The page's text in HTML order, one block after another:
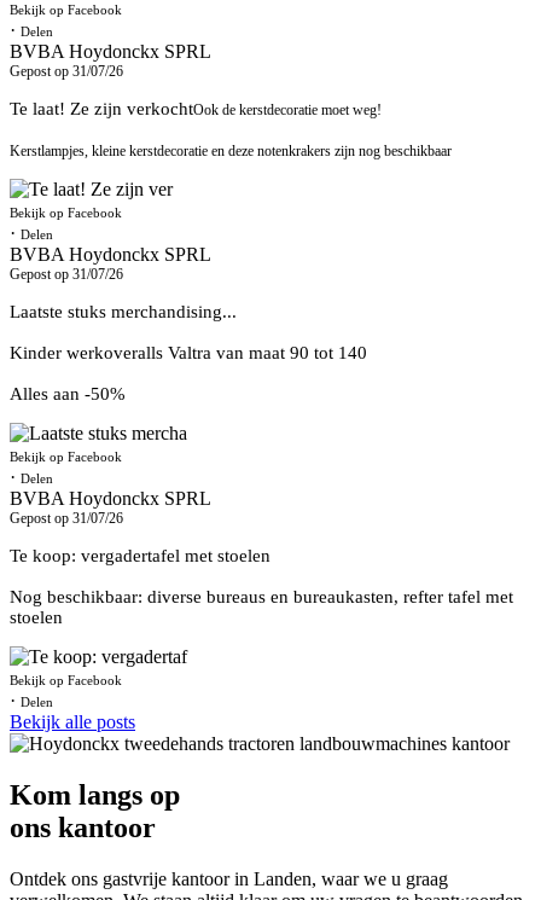
Bekijk op Facebook
· Delen
BVBA Hoydonckx SPRL
Gepost op 31/07/26
Te laat! Ze zijn verkochtOok de kerstdecoratie moet weg!
Kerstlampjes, kleine kerstdecoratie en deze notenkrakers zijn nog beschikbaar
Bekijk op Facebook
· Delen
BVBA Hoydonckx SPRL
Gepost op 31/07/26
Laatste stuks merchandising...
Kinder werkoveralls Valtra van maat 90 tot 140
Alles aan -50%
Bekijk op Facebook
· Delen
BVBA Hoydonckx SPRL
Gepost op 31/07/26
Te koop: vergadertafel met stoelen
Nog beschikbaar: diverse bureaus en bureaukasten, refter tafel met
stoelen
Bekijk op Facebook
· Delen
Bekijk alle posts
Kom langs op
ons kantoor
Ontdek ons gastvrije kantoor in Landen, waar we u graag